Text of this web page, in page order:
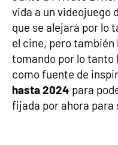
vida a un videojuego
que se alejará por lo
el cine, pero también
tomando por lo tanto
como fuente de
hasta 2024 para
fijada por ahora para